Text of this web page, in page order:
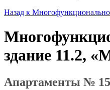
Назад к
здание 11.2,
Апартаменты №